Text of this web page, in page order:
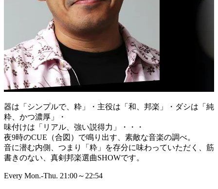
器は「シンプルで、粋」・主役は「和、邦楽」・ダシは「純
粋、かつ濃厚」・
味付けは「リアル、強い説得力」・・・
夜9時のCUE（合図）で鳴り出す、素敵な音楽の調べ。
音に潜む内側、つまり「粋」を存分に味わっていただく、筋
書きのない、真剣邦楽選曲SHOWです。
Every Mon.-Thu. 21:00～22:54